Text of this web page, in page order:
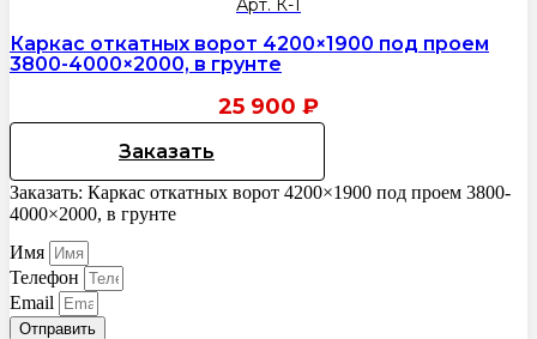
Каркас откатных ворот 4200×1900 под проем
3800-4000×2000, в грунте
25 900 ₽
Заказать
Заказать: Каркас откатных ворот 4200×1900 под проем 3800-
4000×2000, в грунте
Имя
Телефон
Email
Отправить